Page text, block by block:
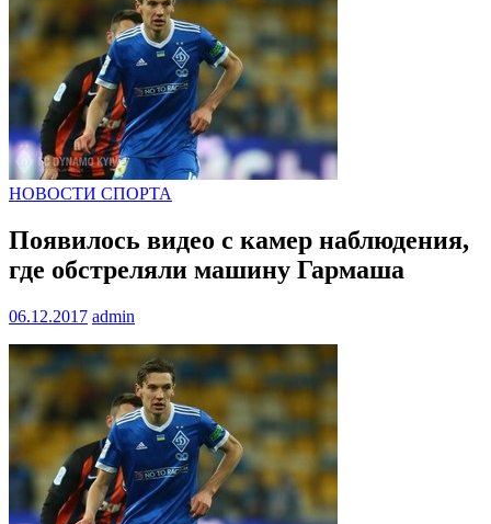
НОВОСТИ СПОРТА
Появилось видео с камер наблюдения,
где обстреляли машину Гармаша
06.12.2017 admin